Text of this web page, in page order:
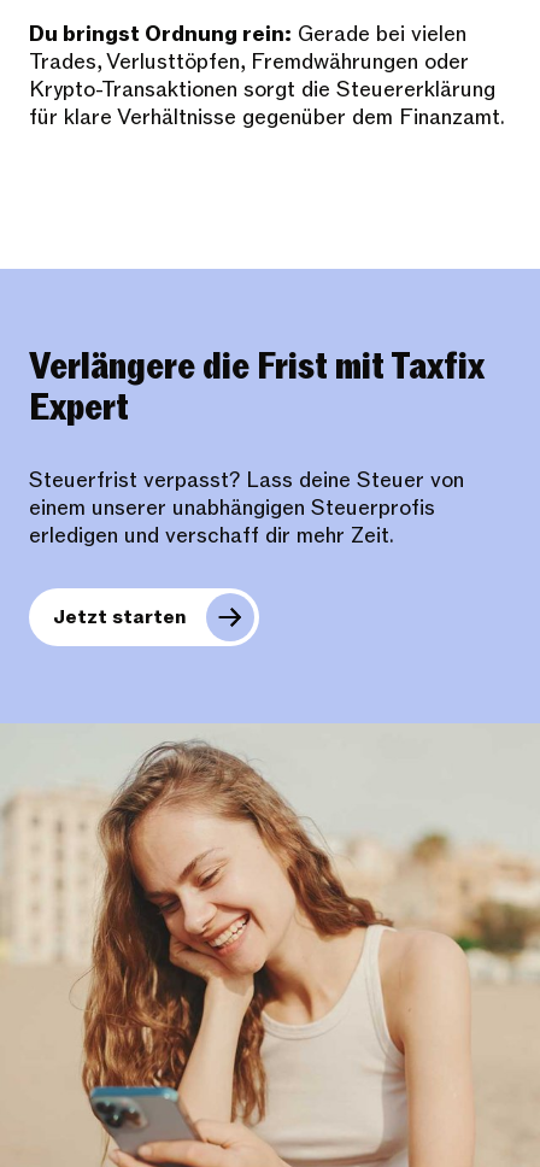
Du bringst Ordnung rein: Gerade bei vielen
Trades, Verlusttöpfen, Fremdwährungen oder
Krypto-Transaktionen sorgt die Steuererklärung
für klare Verhältnisse gegenüber dem Finanzamt.
Verlängere die Frist mit Taxfix
Expert
Steuerfrist verpasst? Lass deine Steuer von
einem unserer unabhängigen Steuerprofis
erledigen und verschaff dir mehr Zeit.
Jetzt starten